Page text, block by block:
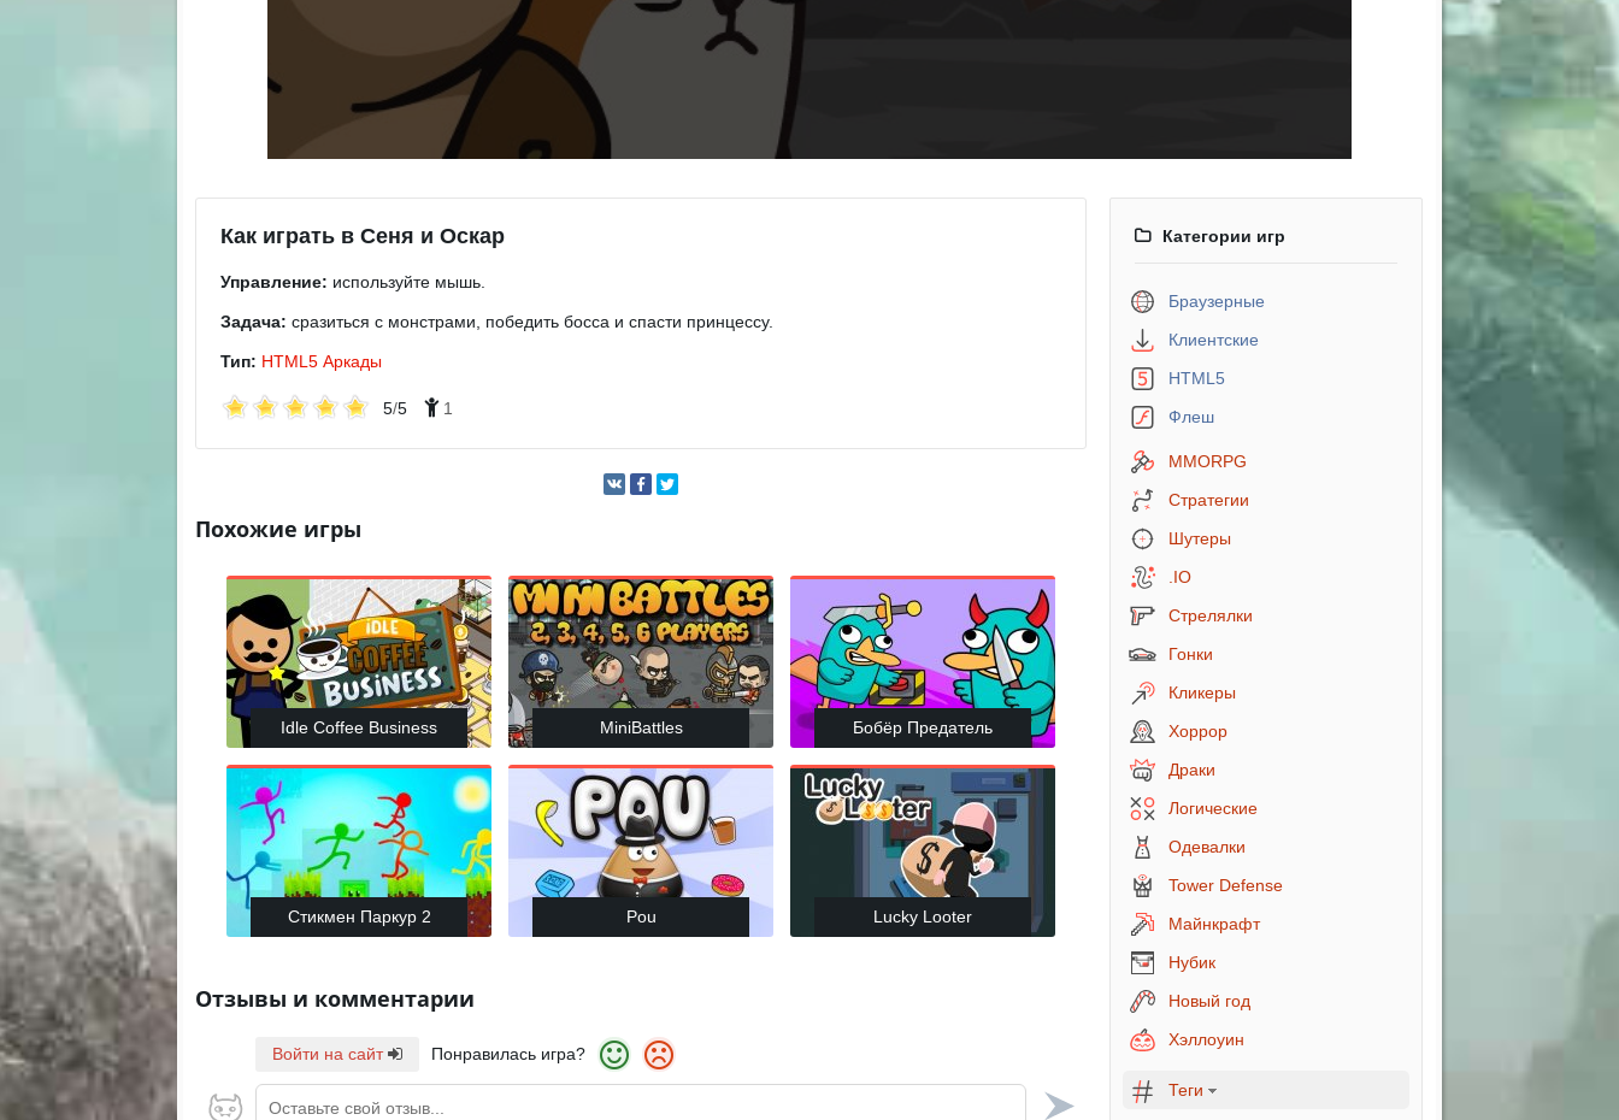
Как играть в Сеня и Оскар
Управление: используйте мышь.
Задача: сразиться с монстрами, победить босса и спасти принцессу.
Тип: HTML5 Аркады
5/5 1
Похожие игры
Idle Coffee Business MiniBattles Бобёр Предатель
Стикмен Паркур 2 Pou Lucky Looter
Отзывы и комментарии
Войти на сайт Понравилась игра?
Оставьте свой отзыв...
Категории игр
Браузерные
Клиентские
HTML5
Флеш
MMORPG
Стратегии
Шутеры
.IO
Стрелялки
Гонки
Кликеры
Хоррор
Драки
Логические
Одевалки
Tower Defense
Майнкрафт
Нубик
Новый год
Хэллоуин
Теги